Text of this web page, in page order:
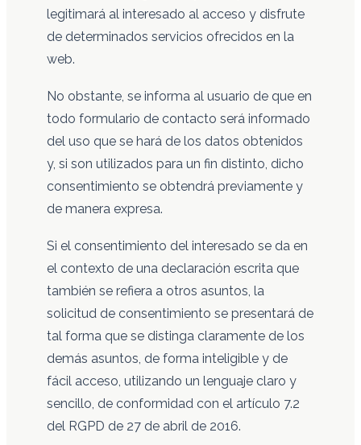
legitimará al interesado al acceso y disfrute
de determinados servicios ofrecidos en la
web.
No obstante, se informa al usuario de que en
todo formulario de contacto será informado
del uso que se hará de los datos obtenidos
y, si son utilizados para un fin distinto, dicho
consentimiento se obtendrá previamente y
de manera expresa.
Si el consentimiento del interesado se da en
el contexto de una declaración escrita que
también se refiera a otros asuntos, la
solicitud de consentimiento se presentará de
tal forma que se distinga claramente de los
demás asuntos, de forma inteligible y de
fácil acceso, utilizando un lenguaje claro y
sencillo, de conformidad con el artículo 7.2
del RGPD de 27 de abril de 2016.